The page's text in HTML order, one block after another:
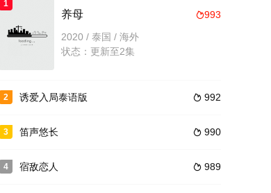
1
993
养母
2020 / 泰国 / 海外
状态：更新至2集
2  992
诱爱入局泰语版
3  990
笛声悠长
4  989
宿敌恋人